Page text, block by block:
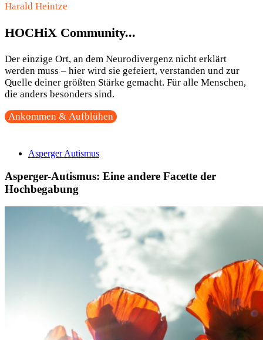
Harald Heintze
HOCHiX Community...
Der einzige Ort, an dem Neurodivergenz nicht erklärt
werden muss – hier wird sie gefeiert, verstanden und zur
Quelle deiner größten Stärke gemacht. Für alle Menschen,
die anders besonders sind.
Ankommen & Aufblühen
Asperger Autismus
Asperger-Autismus: Eine andere Facette der
Hochbegabung